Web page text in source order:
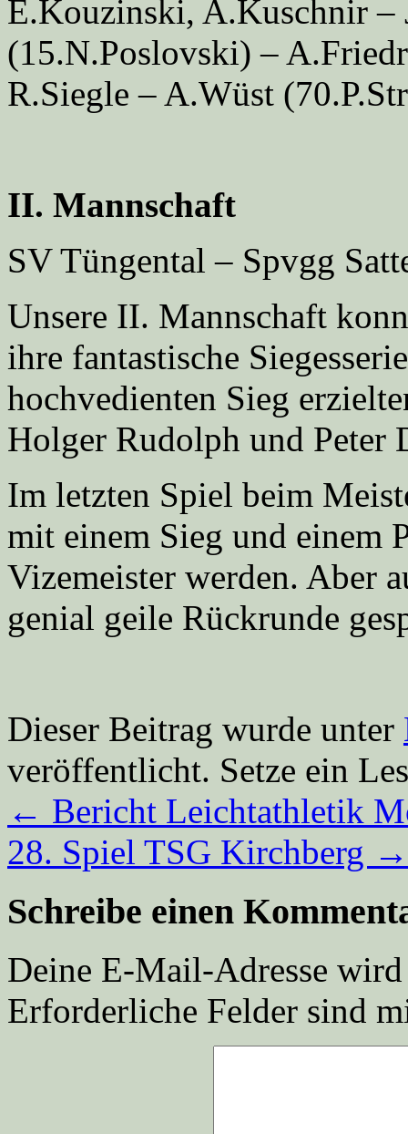
E.Kouzinski, A.Kuschnir –
(15.N.Poslovski) –
R.Siegle – A.Wüst
II. Mannschaft
SV Tüngental – Spvgg
Unsere II. Mannschaft
ihre fantastische
hochvedienten Sieg
Holger Rudolph und Peter
Im letzten Spiel beim
mit einem Sieg und einem
Vizemeister werden. Aber
genial geile Rückrunde
Dieser Beitrag wurde unter
veröffentlicht. Setze ein
← Bericht Leichtathletik
28. Spiel TSG Kirchberg →
Schreibe einen
Deine E-Mail-Adresse
Erforderliche Felder sind